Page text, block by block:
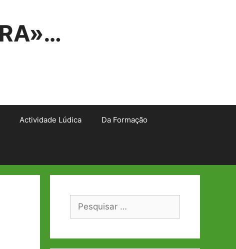
Actividade Lúdica Da Formação
Pesquisar